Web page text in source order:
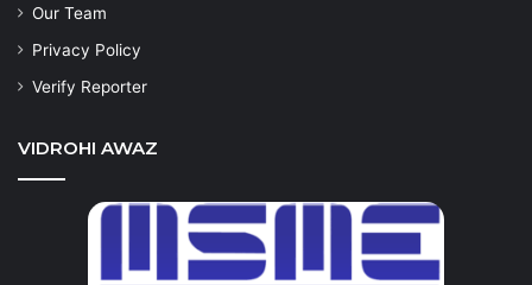
Our Team
Privacy Policy
Verify Reporter
VIDROHI AWAZ